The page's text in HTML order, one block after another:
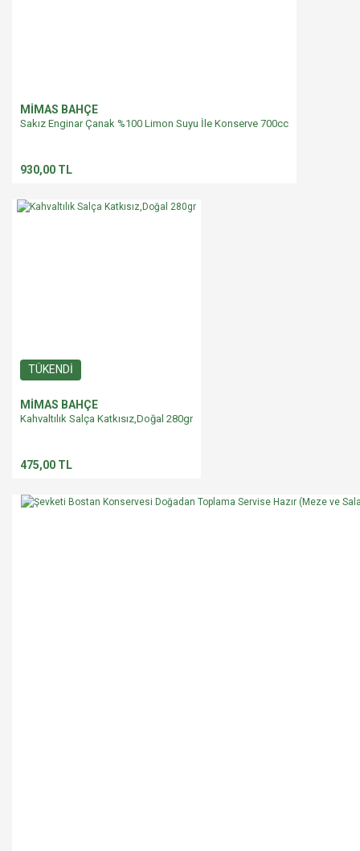
MİMAS BAHÇE
Sakız Enginar Çanak %100 Limon Suyu İle Konserve 700cc
930,00 TL
TÜKENDİ
MİMAS BAHÇE
Kahvaltılık Salça Katkısız,Doğal 280gr
475,00 TL